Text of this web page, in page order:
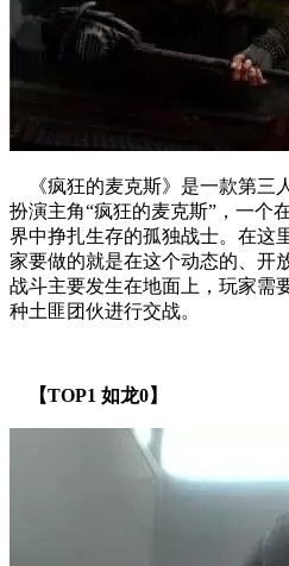
《疯狂的麦克斯》是一款第三
扮演主角“疯狂的麦克斯”，一个
界中挣扎生存的孤独战士。在这
家要做的就是在这个动态的、开
战斗主要发生在地面上，玩家需
种土匪团伙进行交战。
【TOP1 如龙0】